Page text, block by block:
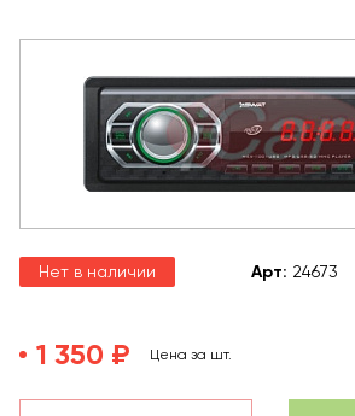
Нет в наличии Арт: 24673
1 350 ₽ Цена за шт.